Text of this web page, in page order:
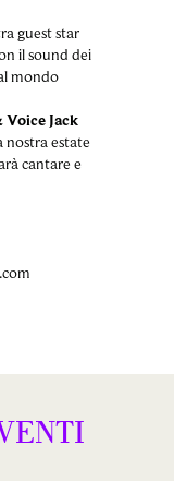
guest star
il sound dei
mondo
Voice Jack
nostra estate
cantare e